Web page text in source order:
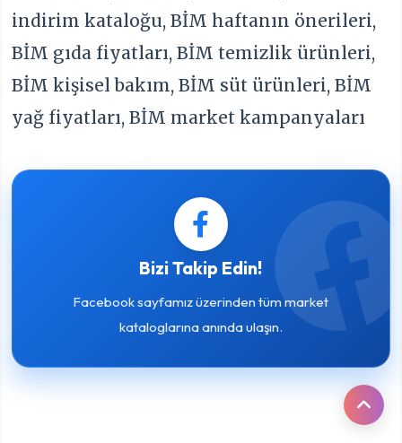
indirim kataloğu, BİM haftanın önerileri,
BİM gıda fiyatları, BİM temizlik ürünleri,
BİM kişisel bakım, BİM süt ürünleri, BİM
yağ fiyatları, BİM market kampanyaları
Bizi Takip Edin!
Facebook sayfamız üzerinden tüm market
kataloglarına anında ulaşın.